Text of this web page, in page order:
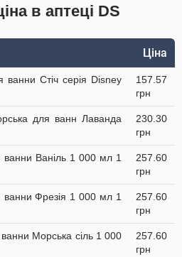
в аптеці DS
Ціна
Стіч серія Disney
157.57
грн
для ванн Лаванда
230.30
грн
Ваніль 1 000 мл 1
257.60
грн
Фрезія 1 000 мл 1
257.60
грн
Морська сіль 1 000
257.60
грн